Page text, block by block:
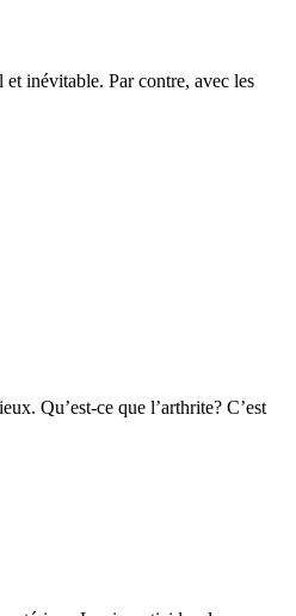
inévitable. Par contre, avec les
Qu’est-ce que l’arthrite? C’est